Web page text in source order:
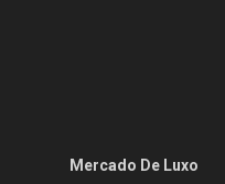
Mercado De Luxo